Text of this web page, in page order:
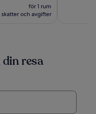
1 133 kr
för 1 rum
skatter och avgifter
resa